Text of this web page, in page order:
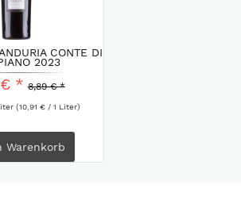
CONTE DI
2023
€ * 8,89 € *
(10,91 € / 1 Liter)
Warenkorb